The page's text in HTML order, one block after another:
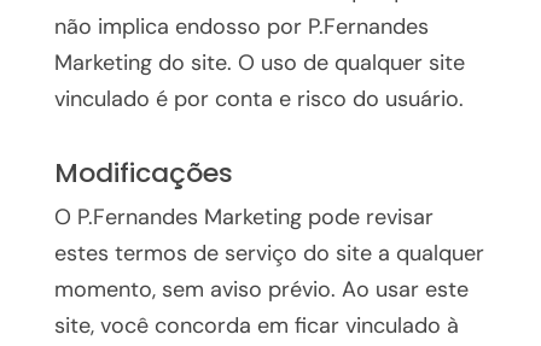
não implica endosso por P.Fernandes
Marketing do site. O uso de qualquer site
vinculado é por conta e risco do usuário.
Modificações
O P.Fernandes Marketing pode revisar
estes termos de serviço do site a qualquer
momento, sem aviso prévio. Ao usar este
site, você concorda em ficar vinculado à